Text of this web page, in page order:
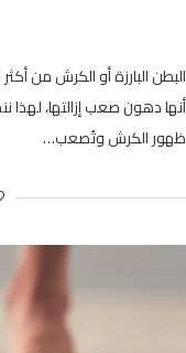
البطن البارزة أو الكرش من
أنها دهون صعب إزالتها،
ظهور الكرش وتُصعب…